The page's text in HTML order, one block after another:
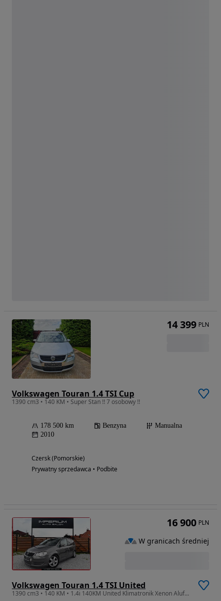
Volkswagen Touran 1.4 TSI Cup
1390 cm3 • 140 KM • Super Stan !! 7 osobowy !!
178 500 km Benzyna
Manualna
2010
Czersk (Pomorskie)
Prywatny sprzedawca • Podbite
14 399 PLN
Volkswagen Touran 1.4 TSI United
1390 cm3 • 140 KM • 1.4i 140KM United Klimatronik Xenon Alufelga Parktronic Serwis
16 900 PLN
W granicach średniej